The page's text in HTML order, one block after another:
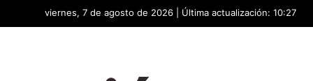
viernes, 7 de agosto de 2026 | Última actualización: 10:27